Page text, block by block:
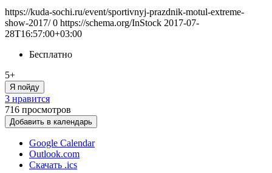
https://kuda-sochi.ru/event/sportivnyj-prazdnik-motul-extreme-
show-2017/ 0 https://schema.org/InStock 2017-07-
28T16:57:00+03:00
Бесплатно
5+
Я пойду
3 нравится
716 просмотров
Добавить в календарь
Google Calendar
Outlook.com
Скачать .ics